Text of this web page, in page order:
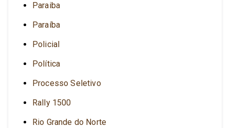
Paraiba
Paraíba
Policial
Política
Processo Seletivo
Rally 1500
Rio Grande do Norte